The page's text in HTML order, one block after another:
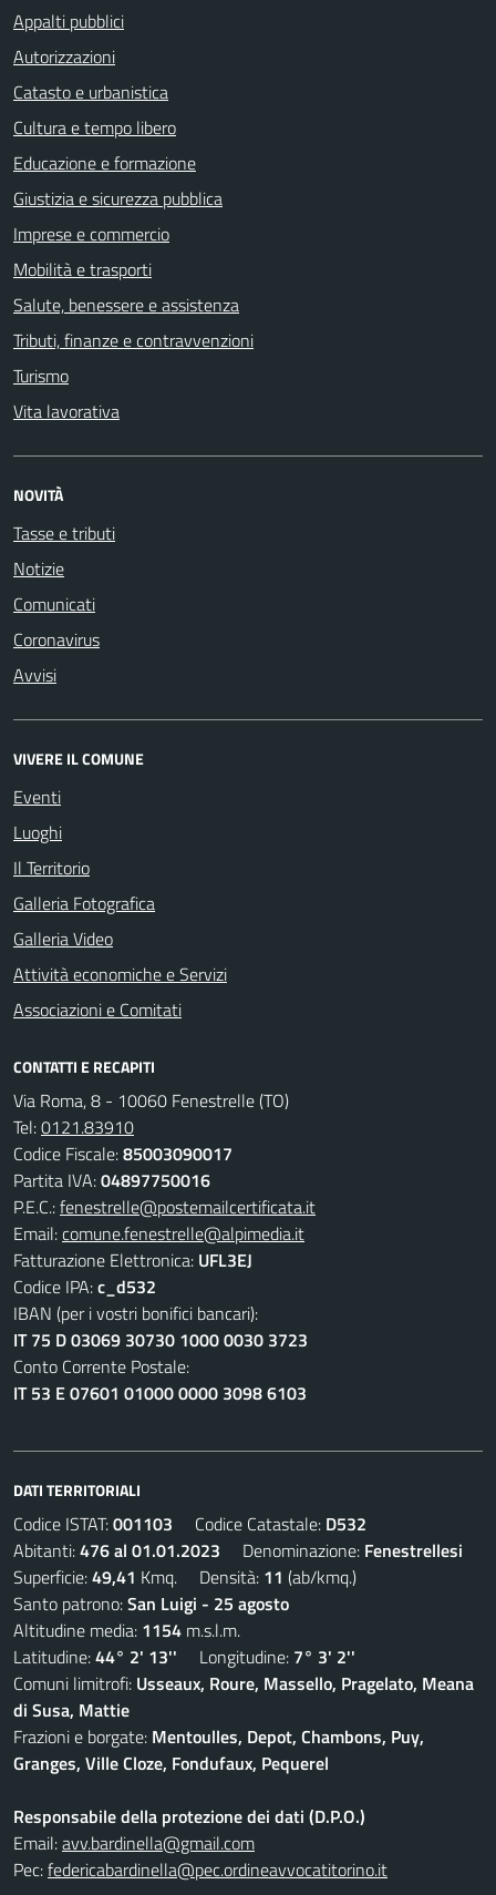
Appalti pubblici
Autorizzazioni
Catasto e urbanistica
Cultura e tempo libero
Educazione e formazione
Giustizia e sicurezza pubblica
Imprese e commercio
Mobilità e trasporti
Salute, benessere e assistenza
Tributi, finanze e contravvenzioni
Turismo
Vita lavorativa
NOVITÀ
Tasse e tributi
Notizie
Comunicati
Coronavirus
Avvisi
VIVERE IL COMUNE
Eventi
Luoghi
Il Territorio
Galleria Fotografica
Galleria Video
Attività economiche e Servizi
Associazioni e Comitati
CONTATTI E RECAPITI
Via Roma, 8 - 10060 Fenestrelle (TO)
Tel:0121.83910
Codice Fiscale:85003090017
Partita IVA:04897750016
P.E.C.:fenestrelle@postemailcertificata.it
Email:comune.fenestrelle@alpimedia.it
Fatturazione Elettronica: UFL3EJ
Codice IPA:c_d532
IBAN (per i vostri bonifici bancari):
IT 75 D 03069 30730 1000 0030 3723
Conto Corrente Postale:
IT 53 E 07601 01000 0000 3098 6103
DATI TERRITORIALI
Codice ISTAT:001103 Codice Catastale: D532
Abitanti:476 al 01.01.2023 Denominazione: Fenestrellesi
Superficie:49,41 Kmq. Densità: 11 (ab/kmq.)
Santo patrono:San Luigi - 25 agosto
Altitudine media: 1154 m.s.l.m.
Latitudine:44° 2' 13'' Longitudine: 7° 3' 2''
Comuni limitrofi: Usseaux, Roure, Massello, Pragelato, Meana
di Susa, Mattie
Frazioni e borgate: Mentoulles, Depot, Chambons, Puy,
Granges, Ville Cloze, Fondufaux, Pequerel
Responsabile della protezione dei dati (D.P.O.)
Email:avv.bardinella@gmail.com
Pec:federicabardinella@pec.ordineavvocatitorino.it